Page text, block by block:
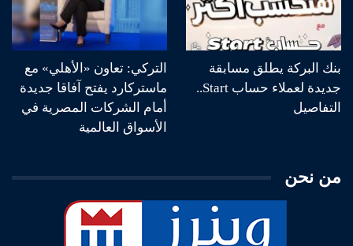
بنك البركة يطلق مسابقة
جديدة لعملاء حساب Start..
التفاصيل
التركي: تعاون «الأهلي» مع
ماستركارد يفتح آفاقا جديدة
أمام الشركات المصرية في
الأسواق العالمية
من نحن